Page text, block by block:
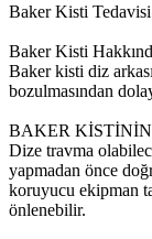
Baker Kisti Tedavisi
Baker Kisti
Baker kisti diz
bozulmasından
BAKER
Dize travma
yapmadan önce
koruyucu ekipman
önlenebilir.